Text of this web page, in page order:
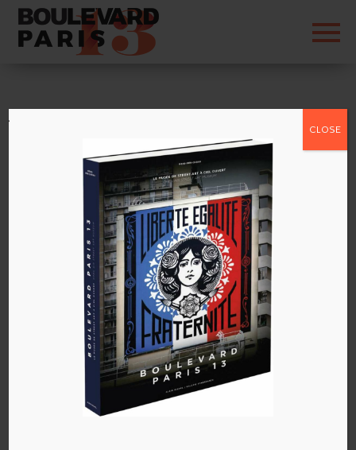
itinerrance4
admin|Sep 20, 2016|0 commentaires
Poster le commentaire
Vous devez vous connecterpour publier un
commentaire.
CLOSE